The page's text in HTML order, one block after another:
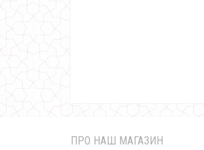
ПРО НАШ МАГАЗИН